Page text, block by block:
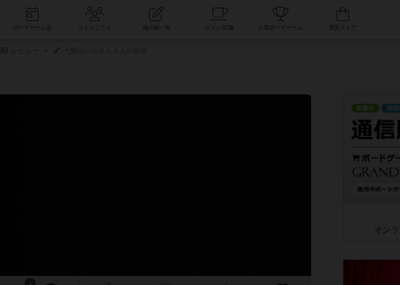
コミュニティ 人気ボードゲーム
オン